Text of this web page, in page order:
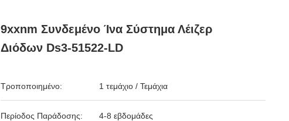
9xxnm Συνδεμένο Ίνα Σύστημα Λέιζερ
Διόδων Ds3-51522-LD
Τροποποιημένο: 1 τεμάχιο / Τεμάχια
Περίοδος Παράδοσης: 4-8 εβδομάδες